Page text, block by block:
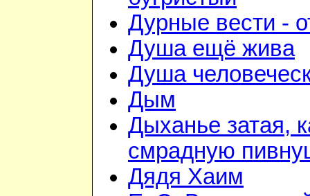
Дурные вести -
Душа ещё жива
Душа
Дым
Дыханье затая,
смрадную
Дядя Хаим